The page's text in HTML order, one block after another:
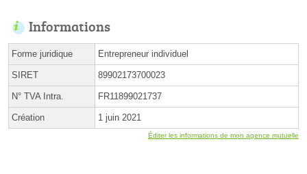
Informations
Forme juridique Entrepreneur individuel
SIRET 89902173700023
N° TVA Intra. FR11899021737
Création 1 juin 2021
Éditer les informations de mon agence mutuelle